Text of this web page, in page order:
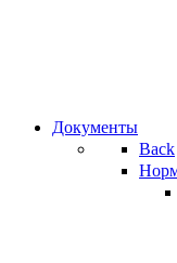
Документы
Back